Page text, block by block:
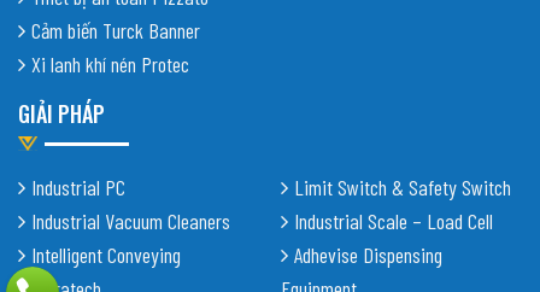
Cảm biến Turck Banner
Xi lanh khí nén Protec
GIẢI PHÁP
Industrial PC
Industrial Vacuum Cleaners
Intelligent Conveying
Limit Switch & Safety Switch
Industrial Scale – Load Cell
Adhevise Dispensing